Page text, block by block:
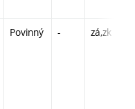
Povinný - zá,zk